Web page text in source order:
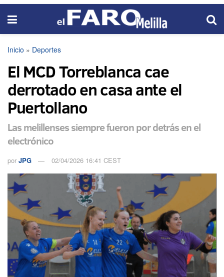
Inicio » Deportes
El MCD Torreblanca cae
derrotado en casa ante el
Puertollano
Las melillenses siempre fueron por detrás en el
electrónico
por JPG 02/04/2026 16:41 CEST